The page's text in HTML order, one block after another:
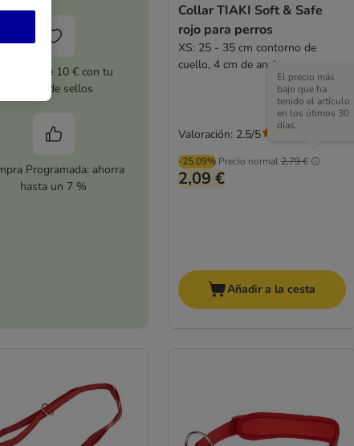
Cupones de 10 € con tu
tarjeta de sellos
Programada: ahorra
hasta un 7 %
Collar TIAKI Soft & Safe
rojo para perros
XS: 25 - 35 cm contorno de
cuello, 4 cm de ancho
-25.09% Precio normal2,79 €
El precio más
bajo que ha
tenido el artículo
en los útimos 30
días.
2,09 €
Valoración: 2.5/5
Añadir a la cesta